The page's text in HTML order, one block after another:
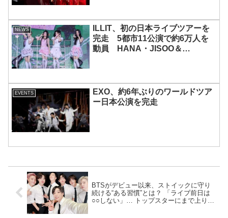
NEWS
ILLIT、初の日本ライブツアーを
完走 5都市11公演で約6万人を
動員 HANA・JISOO＆
EVENTS
EXO、約6年ぶりのワールドツア
ー日本公演を完走
BTSがデビュー以来、ストイックに守り
続ける“ある習慣”とは？ 「ライブ前日は
○○しない」… トップスターにまで上り詰